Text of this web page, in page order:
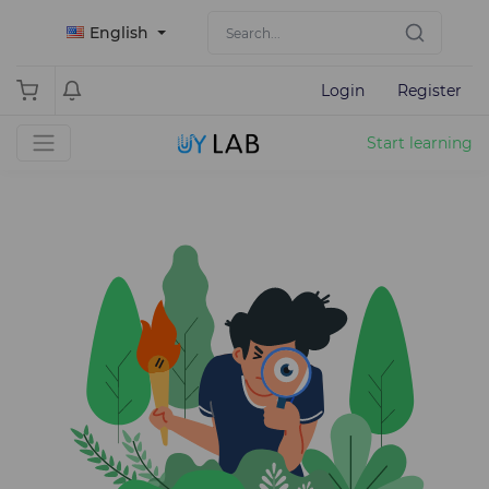
English
Login Register
Start learning